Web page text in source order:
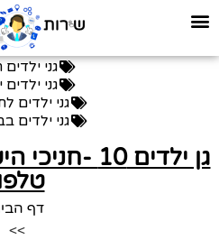
גני ילדים
גני ילדים
גני ילדים
גני ילדים
גן ילדים 10 -
דף
>>